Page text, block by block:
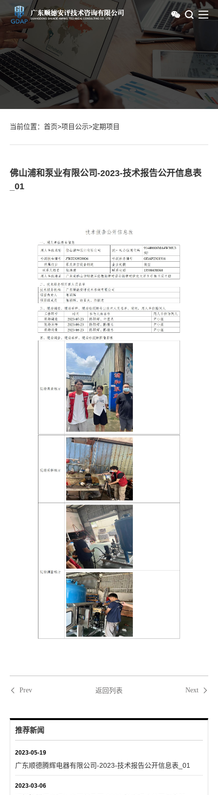
当前位置： 首页>项目公示>定期项目
佛山浦和泵业有限公司-2023-技术报告公开信息表
_01
Prev 返回列表 Next
推荐新闻
2023-05-19
广东顺德腾辉电器有限公司-2023-技术报告公开信息表_01
2023-03-06